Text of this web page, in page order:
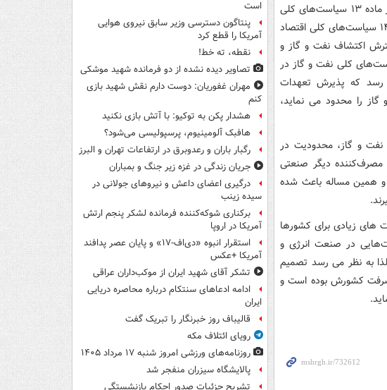
از آنجا که افزایش صادرات گاز، برق، پتروشیمی و فراورده‌های نفتی در ماده ۱۳ سیاست‌های کلی
اقتصاد مقاومتی، حفظ و توسعه ظرفیت‌های تولید نفت و گاز در ماده ۱۴ سیاست‌های کلی اقتصاد
اکتشاف نفت و گاز و
صیانت شده نفت و گاز در مواد ۱، ۲ و ۳ از سیاست‌های کلی نفت و گاز در
رسد که پذیرش تعهدات
را محدود می نماید،
نفت و گاز، محدودیت در
مصرف‌کننده دیگر صنعتی
و همین مساله باعث شده
های زیادی برای کشورها
در صنعت انرژی و
به نظر می رسد تصمیم
کشورش بوده است و
است
پنتاگون دسترسی وزیر سابق نیروی هوایی
آمریکا را قطع کرد
نقطه، ته خط!
تصاویر دیده‌ نشده از دو فرمانده شهید موشکی
مهران غفوریان: دوست دارم نقش شهید بازی
کنم
هشدار پکن به توکیو: با آتش بازی نکنید
هافبک آلومینیوم، پرسپولیسی می‌شود؟
رگبار باران و رعدوبرق در ارتفاعات تهران و البرز
جریان زندگی در غزه زیر جنگ و بمباران
درگیری اعضای داعش و نیروهای جولانی در
سیده زینب
برکناری شوکه‌کننده فرمانده لشکر پنجم ارتش
آمریکا در اروپا
استقرار انبوه «دی‌اف‑۱۷» و پایان عصر پدافند
آمریکا +عکس
تشکر آقای شهید ایران از موکب‌داران عراقی
ادامه ادعاهای سنتکام درباره محاصره دریایی
ایران
قالیباف روز خبرنگار را تبریک گفت
رویای ائتلاف مکه
روزنامه‌های ورزشی امروز ‌شنبه ۱۷ مرداد ۱۴۰۵
پالایشگاه سیزران منفجر شد
تشریح جزئیات صدور احکام بازنشستگی